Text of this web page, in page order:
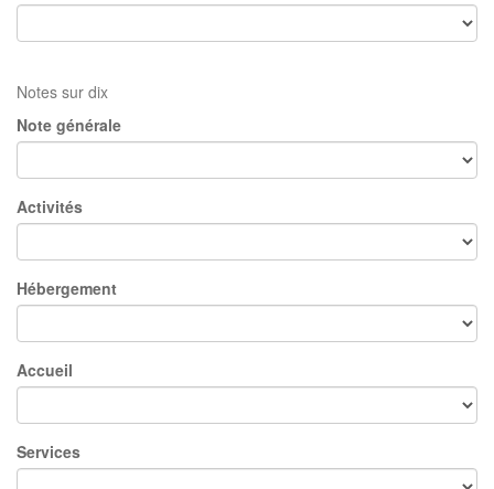
Notes sur dix
Note générale
Activités
Hébergement
Accueil
Services